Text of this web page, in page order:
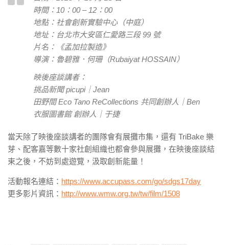
時間：10：00 – 12：00
地點：社會創新實驗中心（中庭）
地址：台北市大安區仁愛路三段 99 號
片名：《孟加拉製造》
導演：魯碧雅．何珊（Rubaiyat HOSSAIN）
映後座談講者：
挑品新聞 picupi｜Jean
田野間 Eco Tano ReCollections 共同創辦人｜Ben
衣服圖書館 創辦人｜于捷
當天除了映後座談講者的團隊會有展攤市集，還有 TriBake 樂
芽、配客嘉等數十家社創組織也都會參與展攤，在映後座談結
束之後，不妨到處遊覽，汲取創新能量！
活動報名連結： https://www.accupass.com/go/sdgs17day
更多影片資訊： http://www.wmw.org.tw/tw/film/1508